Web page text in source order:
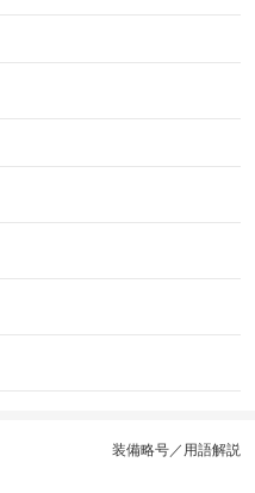
装備略号／用語解説